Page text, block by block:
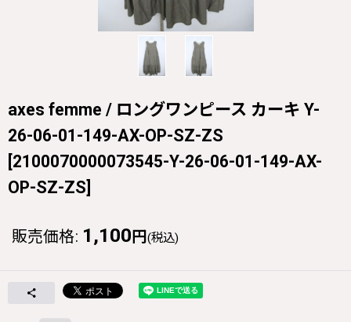
axes femme / ロングワンピース カーキ Y-
26-06-01-149-AX-OP-SZ-ZS
[2100070000073545-Y-26-06-01-149-AX-
OP-SZ-ZS]
販売価格: 1,100 円 (税込)